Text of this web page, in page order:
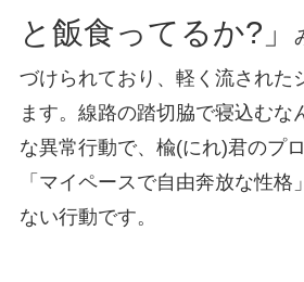
と飯食ってるか?」
づけられており、軽く流された
ます。線路の踏切脇で寝込むな
な異常行動で、楡(にれ)君のプ
「マイペースで自由奔放な性
ない行動です。